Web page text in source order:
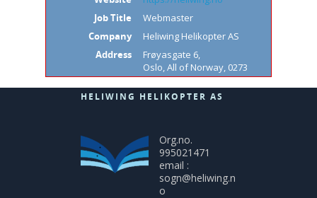
Job Title
Webmaster
Company
Heliwing Helikopter AS
Address
Frøyasgate 6,
Oslo,All of Norway, 0273
HELIWING HELIKOPTER AS
Org.no.
995021471
email :
sogn@heliwing.n
o